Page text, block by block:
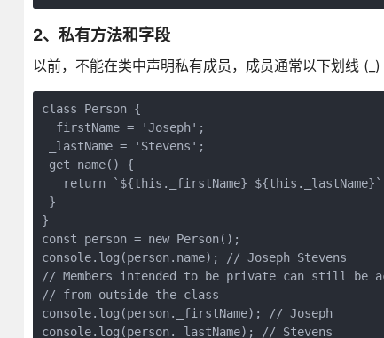
2、私有方法和字段
以前，不能在类中声明私有成员，成员通常以下划线
class Person {
_firstName = 'Joseph';
_lastName = 'Stevens';
get name() {
return `${this._firstName}
}
}
const person = new Person();
console.log(person.name); // Joseph Stevens
// Members intended to be private can still be
// from outside the class
console.log(person._firstName); // Joseph
console.log(person._lastName); // Stevens